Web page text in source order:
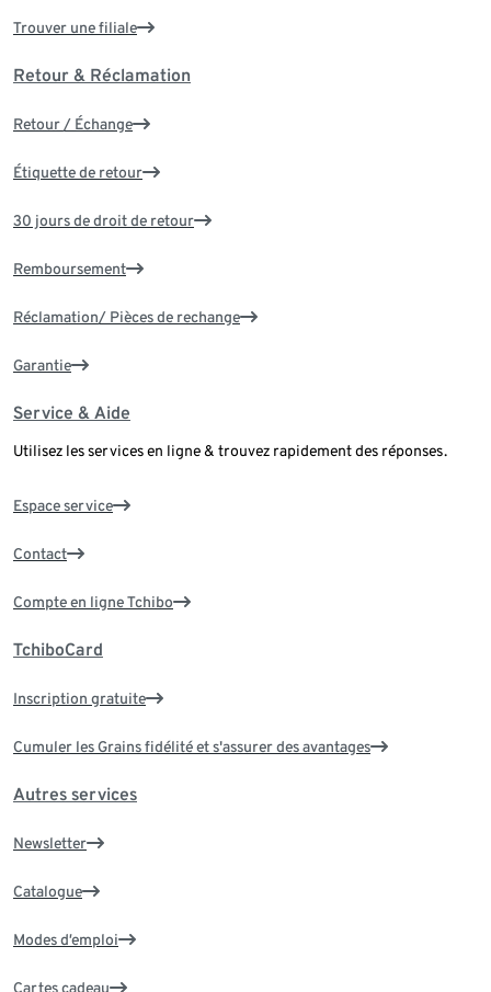
Trouver une filiale
Retour & Réclamation
Retour / Échange
Étiquette de retour
30 jours de droit de retour
Remboursement
Réclamation/ Pièces de rechange
Garantie
Service & Aide
Utilisez les services en ligne & trouvez rapidement des réponses.
Espace service
Contact
Compte en ligne Tchibo
TchiboCard
Inscription gratuite
Cumuler les Grains fidélité et s'assurer des avantages
Autres services
Newsletter
Catalogue
Modes d’emploi
Cartes cadeau